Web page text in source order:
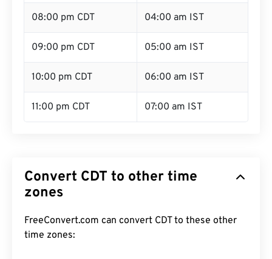
08:00 pm CDT 04:00 am IST
09:00 pm CDT 05:00 am IST
10:00 pm CDT 06:00 am IST
11:00 pm CDT 07:00 am IST
Convert CDT to other time
zones
FreeConvert.com can convert CDT to these other
time zones: